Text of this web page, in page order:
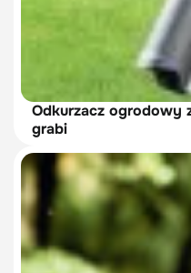
Odkurzacz ogrodowy
grabi